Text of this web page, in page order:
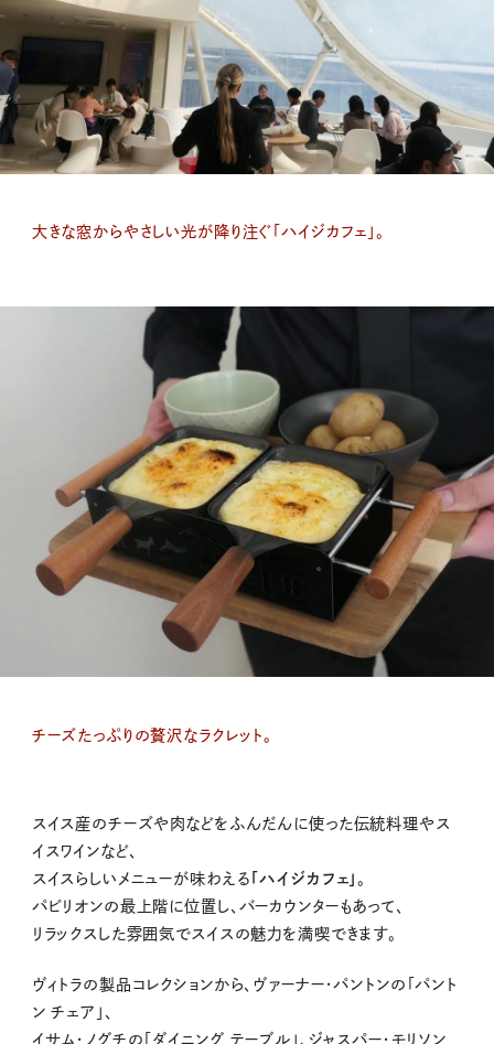
大きな窓からやさしい光が降り注ぐ「ハイジカフェ」。
チーズたっぷりの贅沢なラクレット。
スイス産のチーズや肉などをふんだんに使った伝統料理やス
イスワインなど、
スイスらしいメニューが味わえる 「ハイジカフェ」 。
パビリオンの最上階に位置し、バーカウンターもあって、
リラックスした雰囲気でスイスの魅力を満喫できます。
ヴィトラの製品コレクションから、ヴァーナー・パントンの「パント
ン チェア」、
イサム・ノグチの「ダイニング テーブル」、ジャスパー・モリソン